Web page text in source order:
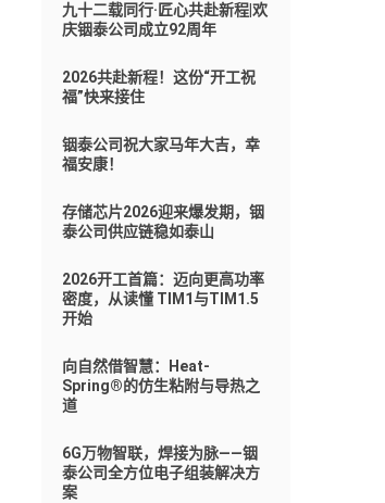
九十二载同行·匠心共赴新程|欢
庆铟泰公司成立92周年
2026共赴新程！这份“开工祝
福”快来接住
铟泰公司祝大家马年大吉，幸
福安康！
存储芯片2026迎来爆发期，铟
泰公司供应链稳如泰山
2026开工首篇：迈向更高功率
密度，从读懂 TIM1与TIM1.5
开始
向自然借智慧：Heat-
Spring®的仿生粘附与导热之
道
6G万物智联，焊接为脉——铟
泰公司全方位电子组装解决方
案